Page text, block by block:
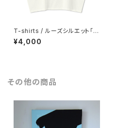
T-shirts / ルーズシルエット「O
PIUM」オピウム
¥4,000
その他の商品